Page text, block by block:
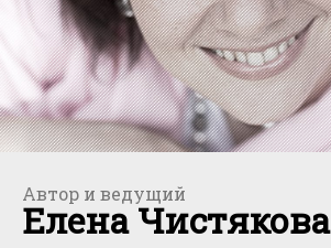
Автор и ведущий
Елена Чистякова